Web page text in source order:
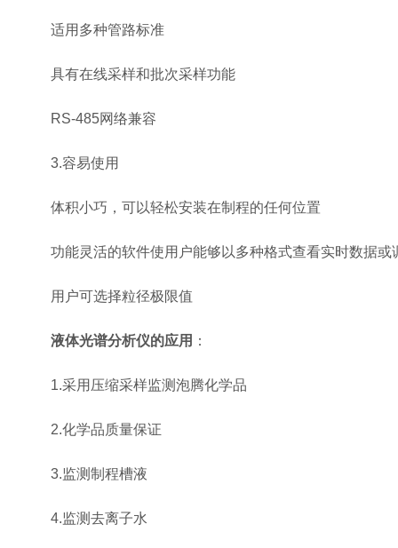
适用多种管路标准
具有在线采样和批次采样功能
RS-485网络兼容
3.容易使用
体积小巧，可以轻松安装在制程的任何位置
功能灵活的软件使用户能够以多种格式查看实时数据或
用户可选择粒径极限值
液体光谱分析仪的应用 ：
1.采用压缩采样监测泡腾化学品
2.化学品质量保证
3.监测制程槽液
4.监测去离子水